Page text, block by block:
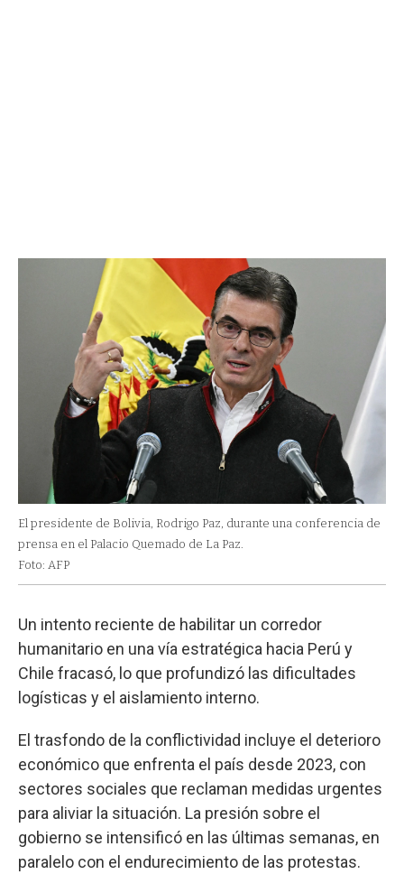
El presidente de Bolivia, Rodrigo Paz, durante una conferencia de
prensa en el Palacio Quemado de La Paz.
Foto: AFP
Un intento reciente de habilitar un corredor
humanitario en una vía estratégica hacia Perú y
Chile fracasó, lo que profundizó las dificultades
logísticas y el aislamiento interno.
El trasfondo de la conflictividad incluye el deterioro
económico que enfrenta el país desde 2023, con
sectores sociales que reclaman medidas urgentes
para aliviar la situación. La presión sobre el
gobierno se intensificó en las últimas semanas, en
paralelo con el endurecimiento de las protestas.